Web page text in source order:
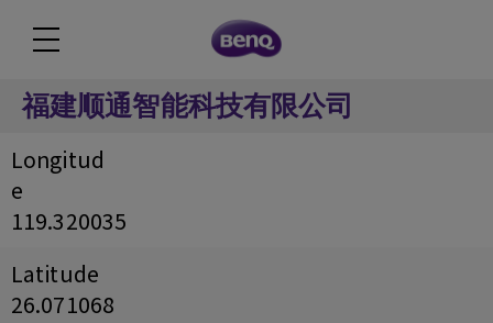
福建顺通智能科技有限公司
Longitud
e
119.320035
Latitude
26.071068